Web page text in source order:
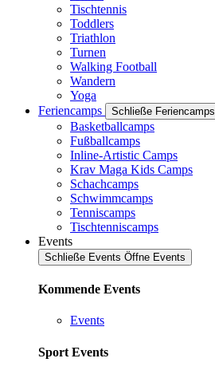
Tischtennis
Toddlers
Triathlon
Turnen
Walking Football
Wandern
Yoga
Feriencamps
Schließe Feriencamps
Basketballcamps
Fußballcamps
Inline-Artistic Camps
Krav Maga Kids Camps
Schachcamps
Schwimmcamps
Tenniscamps
Tischtenniscamps
Events
Schließe Events Öffne Events
Kommende Events
Events
Sport Events